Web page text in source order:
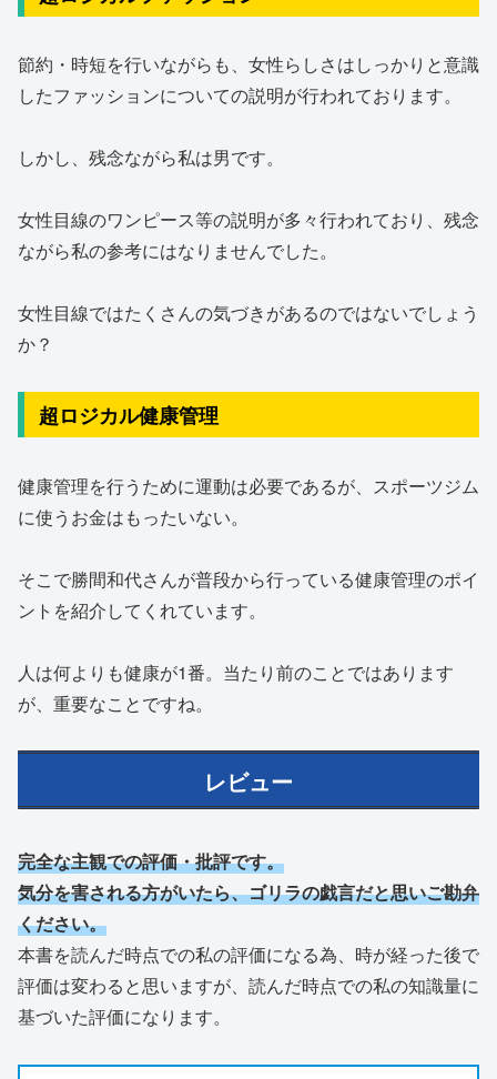
節約・時短を行いながらも、女性らしさはしっかりと意識
したファッションについての説明が行われております。
しかし、残念ながら私は男です。
女性目線のワンピース等の説明が多々行われており、残念
ながら私の参考にはなりませんでした。
女性目線ではたくさんの気づきがあるのではないでしょう
か？
超ロジカル健康管理
健康管理を行うために運動は必要であるが、スポーツジム
に使うお金はもったいない。
そこで勝間和代さんが普段から行っている健康管理のポイ
ントを紹介してくれています。
人は何よりも健康が1番。当たり前のことではあります
が、重要なことですね。
レビュー
完全な主観での評価・批評です。
気分を害される方がいたら、ゴリラの戯言だと思いご勘弁
ください。
本書を読んだ時点での私の評価になる為、時が経った後で
評価は変わると思いますが、読んだ時点での私の知識量に
基づいた評価になります。